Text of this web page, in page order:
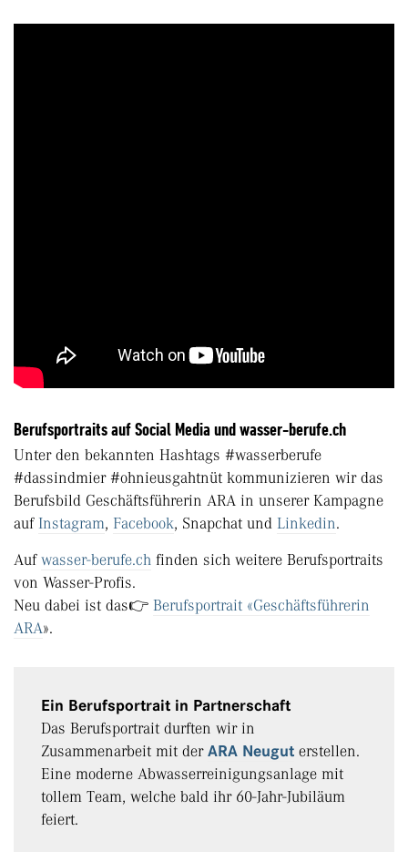
Berufsportraits auf Social Media und wasser-berufe.ch
Unter den bekannten Hashtags #wasserberufe
#dassindmier #ohnieusgahtnüt kommunizieren wir das
Berufsbild Geschäftsführerin ARA in unserer Kampagne
auf Instagram, Facebook, Snapchat und Linkedin.
Auf wasser-berufe.ch finden sich weitere Berufsportraits
von Wasser-Profis.
Neu dabei ist das👉 Berufsportrait «Geschäftsführerin
ARA».
Ein Berufsportrait in Partnerschaft
Das Berufsportrait durften wir in
Zusammenarbeit mit der ARA Neugut erstellen.
Eine moderne Abwasserreinigungsanlage mit
tollem Team, welche bald ihr 60-Jahr-Jubiläum
feiert.